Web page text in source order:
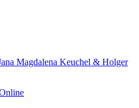
Magdalena Keuchel & Holger